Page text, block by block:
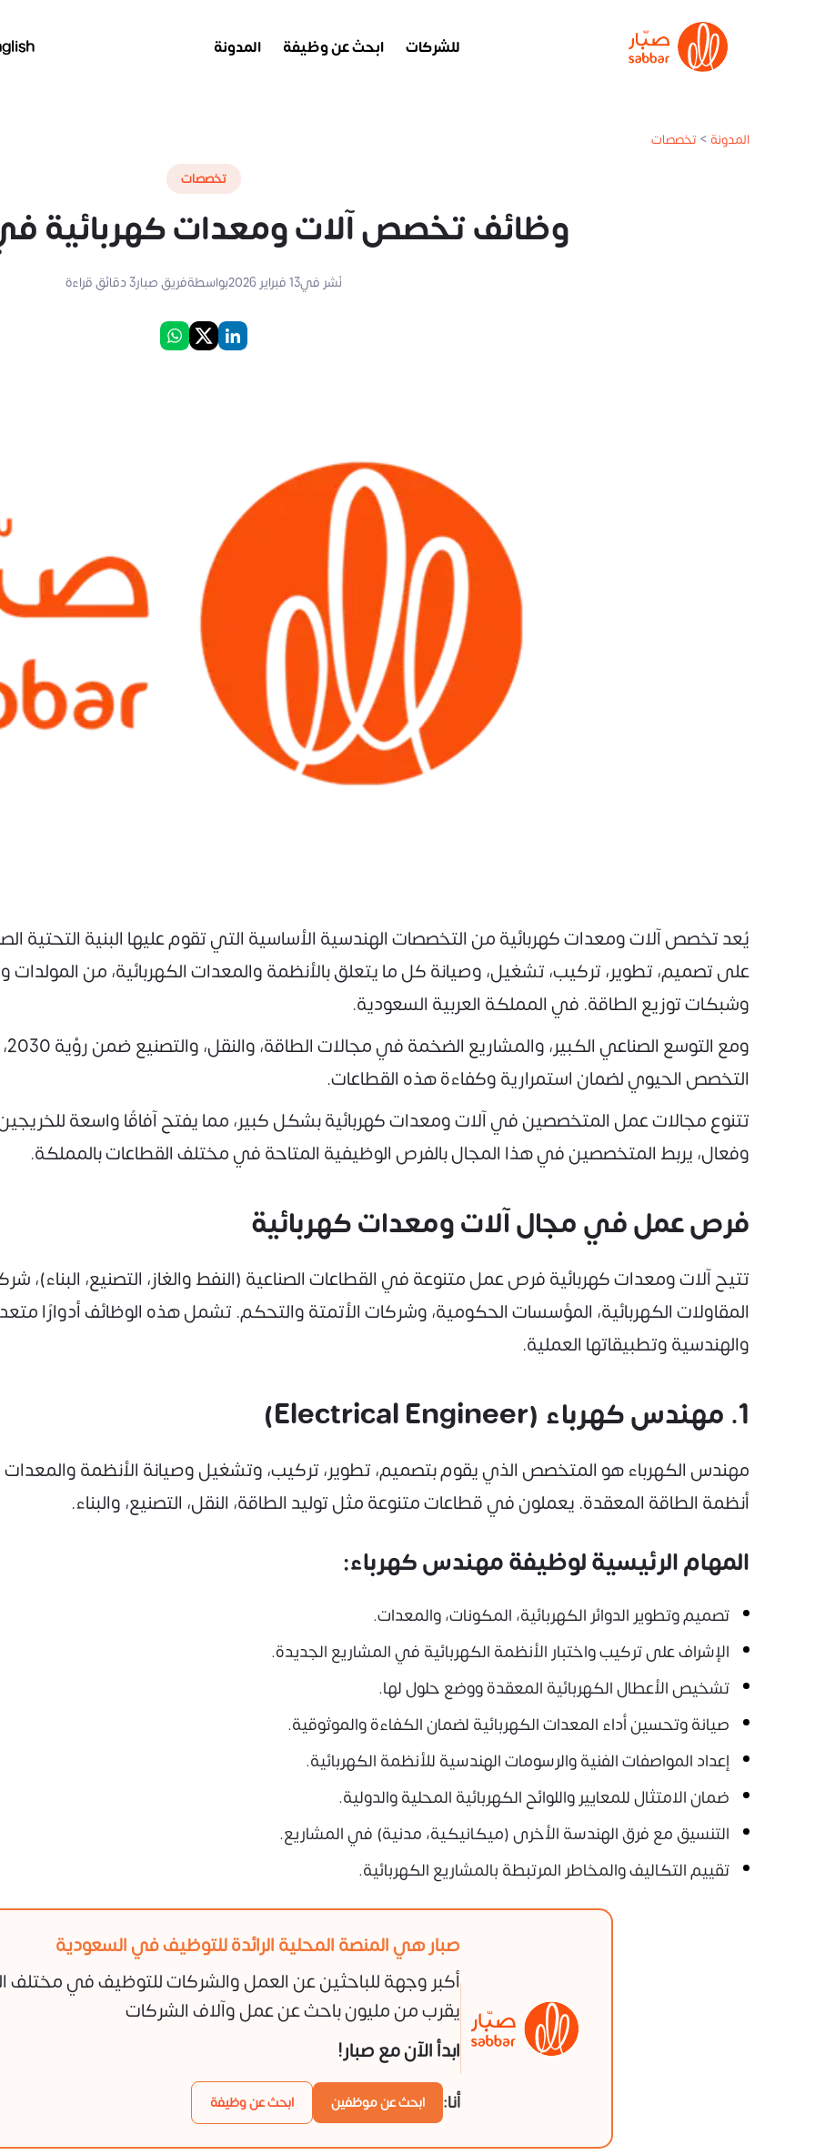
للشركات ابحث عن وظيفة المدونة
المدونة>تخصصات
تخصصات
وظائف تخصص آلات ومعدات كهربائية
نُشر في13 فبراير 2026 بواسطةفريق صبار3دقائق قراءة
يُعد تخصص آلات ومعدات كهربائية من التخصصات الهندسية الأساسية التي تقوم عليها البنية التحتية
على تصميم، تطوير، تركيب، تشغيل، وصيانة كل ما يتعلق بالأنظمة والمعدات الكهربائية، من المولدات
وشبكات توزيع الطاقة. في المملكة العربية السعودية.
التخصص الحيوي لضمان استمرارية وكفاءة هذه القطاعات.
تتنوع مجالات عمل المتخصصين في آلات ومعدات كهربائية بشكل كبير، مما يفتح آفاقًا واسعة للخريجين.
وفعال، يربط المتخصصين في هذا المجال بالفرص الوظيفية المتاحة في مختلف القطاعات بالمملكة.
فرص عمل في مجال آلات ومعدات كهربائية
تتيح آلات ومعدات كهربائية فرص عمل متنوعة في القطاعات الصناعية (النفط والغاز، التصنيع، البناء)،
المقاولات الكهربائية، المؤسسات الحكومية، وشركات الأتمتة والتحكم. تشمل هذه الوظائف أدوارًا
والهندسية وتطبيقاتها العملية.
1. مهندس كهرباء (Electrical Engineer)
مهندس الكهرباء هو المتخصص الذي يقوم بتصميم، تطوير، تركيب، وتشغيل وصيانة الأنظمة والمعدات
أنظمة الطاقة المعقدة. يعملون في قطاعات متنوعة مثل توليد الطاقة، النقل، التصنيع، والبناء.
المهام الرئيسية لوظيفة مهندس كهرباء:
تصميم وتطوير الدوائر الكهربائية، المكونات، والمعدات.
الإشراف على تركيب واختبار الأنظمة الكهربائية في المشاريع الجديدة.
تشخيص الأعطال الكهربائية المعقدة ووضع حلول لها.
صيانة وتحسين أداء المعدات الكهربائية لضمان الكفاءة والموثوقية.
إعداد المواصفات الفنية والرسومات الهندسية للأنظمة الكهربائية.
ضمان الامتثال للمعايير واللوائح الكهربائية المحلية والدولية.
التنسيق مع فرق الهندسة الأخرى (ميكانيكية، مدنية) في المشاريع.
تقييم التكاليف والمخاطر المرتبطة بالمشاريع الكهربائية.
صبار هي المنصة المحلية الرائدة للتوظيف في السعودية
أكبر وجهة للباحثين عن العمل والشركات للتوظيف في مختلف
يقرب من مليون باحث عن عمل وآلاف الشركات
ابدأ الآن مع صبار!
أنا: ابحث عن موظفين ابحث عن وظيفة